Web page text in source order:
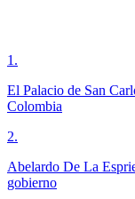
1 .
El Palacio de San
Colombia
2.
Abelardo De La
gobierno